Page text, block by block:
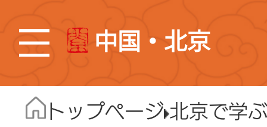
中国・北京
トップページ 北京で学